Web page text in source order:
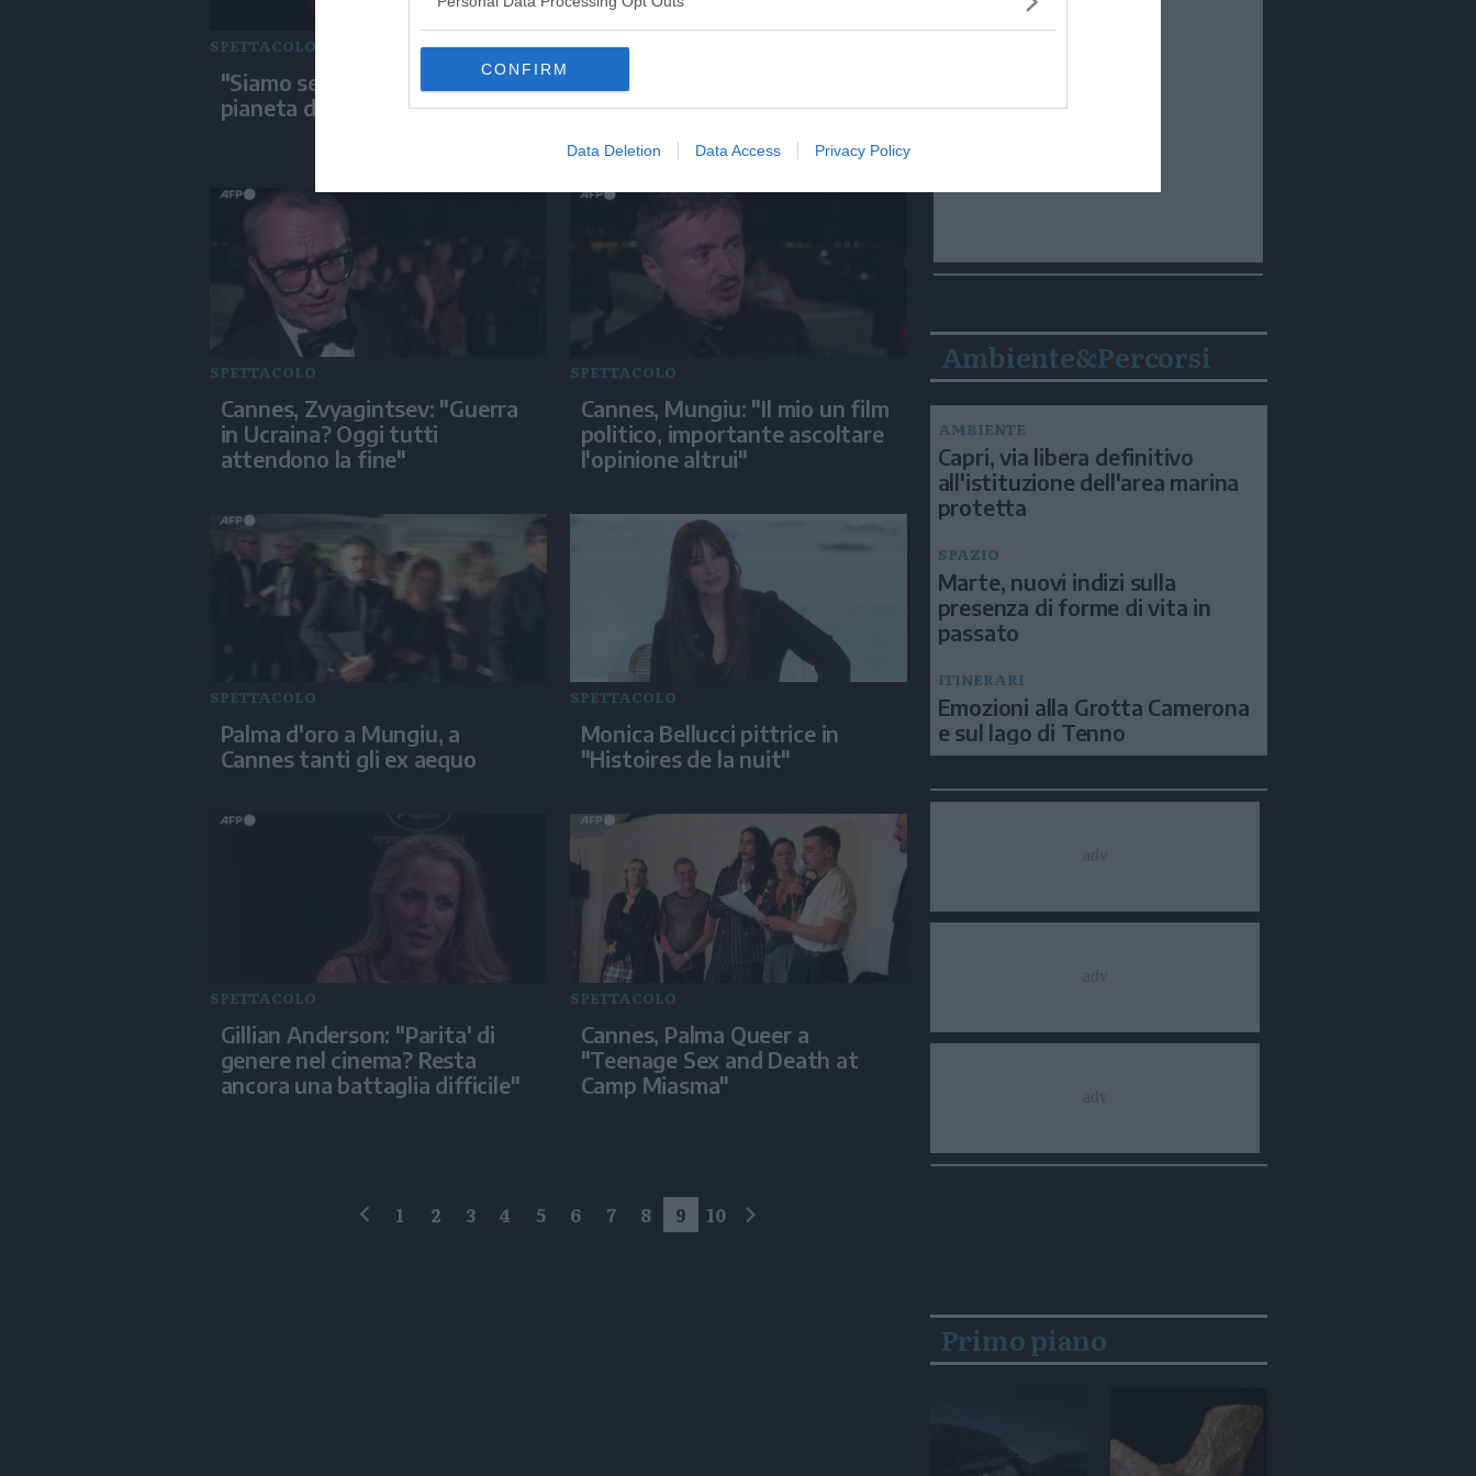
CONFIRM
Data Deletion Data Access Privacy Policy
SPETTACOLO
"Siamo serie": Totems, Dal
pianeta degli umani e Platonic
SPETTACOLO
Cannes, Grisebach: "Il Premio
della Giuria significa molto per
SPETTACOLO
Cannes, Zvyagintsev: "Guerra
in Ucraina? Oggi tutti
attendono la fine"
SPETTACOLO
Cannes, Mungiu: "Il mio un film
politico, importante ascoltare
l'opinione altrui"
SPETTACOLO
Palma d'oro a Mungiu, a
Cannes tanti gli ex aequo
SPETTACOLO
Monica Bellucci pittrice in
"Histoires de la nuit"
SPETTACOLO
Gillian Anderson: "Parita' di
genere nel cinema? Resta
ancora una battaglia difficile"
SPETTACOLO
Cannes, Palma Queer a
"Teenage Sex and Death at
Camp Miasma"
1 2 3 4 5 6 7 8 9 10
Ambiente&Percorsi
AMBIENTE
Capri, via libera definitivo
all'istituzione dell'area marina
protetta
SPAZIO
Marte, nuovi indizi sulla
presenza di forme di vita in
passato
ITINERARI
Emozioni alla Grotta Camerona
e sul lago di Tenno
Primo piano